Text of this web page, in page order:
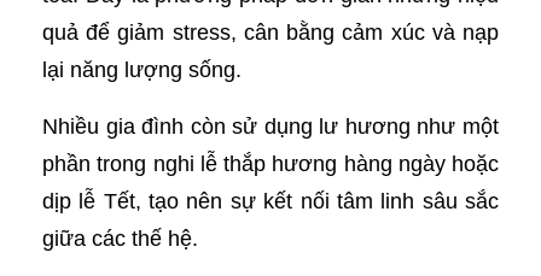
quả để giảm stress, cân bằng cảm xúc và nạp
lại năng lượng sống.
Nhiều gia đình còn sử dụng lư hương như một
phần trong nghi lễ thắp hương hàng ngày hoặc
dịp lễ Tết, tạo nên sự kết nối tâm linh sâu sắc
giữa các thế hệ.